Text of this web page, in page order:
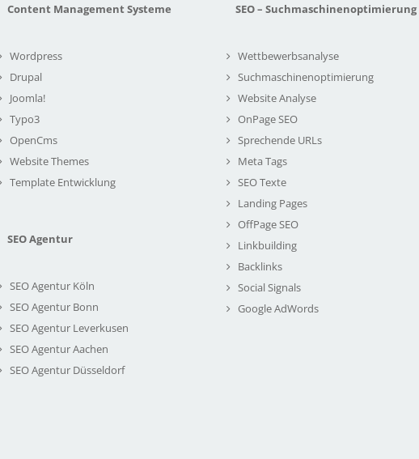
Content Management Systeme
Wordpress
Drupal
Joomla!
Typo3
OpenCms
Website Themes
Template Entwicklung
SEO Agentur
SEO Agentur Köln
SEO Agentur Bonn
SEO Agentur Leverkusen
SEO Agentur Aachen
SEO Agentur Düsseldorf
SEO – Suchmaschinenoptimierung
Wettbewerbsanalyse
Suchmaschinenoptimierung
Website Analyse
OnPage SEO
Sprechende URLs
Meta Tags
SEO Texte
Landing Pages
OffPage SEO
Linkbuilding
Backlinks
Social Signals
Google AdWords